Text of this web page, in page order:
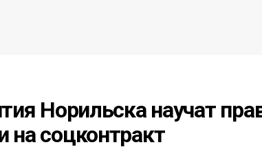
Норильска научат
на соцконтракт